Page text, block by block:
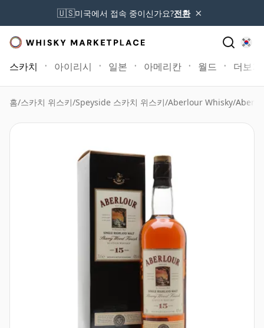
🇺🇸미국에서 접속 중이신가요?전환 ×
스카치 아이리시 일본 아메리칸 월드 더보기
홈/스카치 위스키/Speyside 스카치 위스키/Aberlour Whisky/